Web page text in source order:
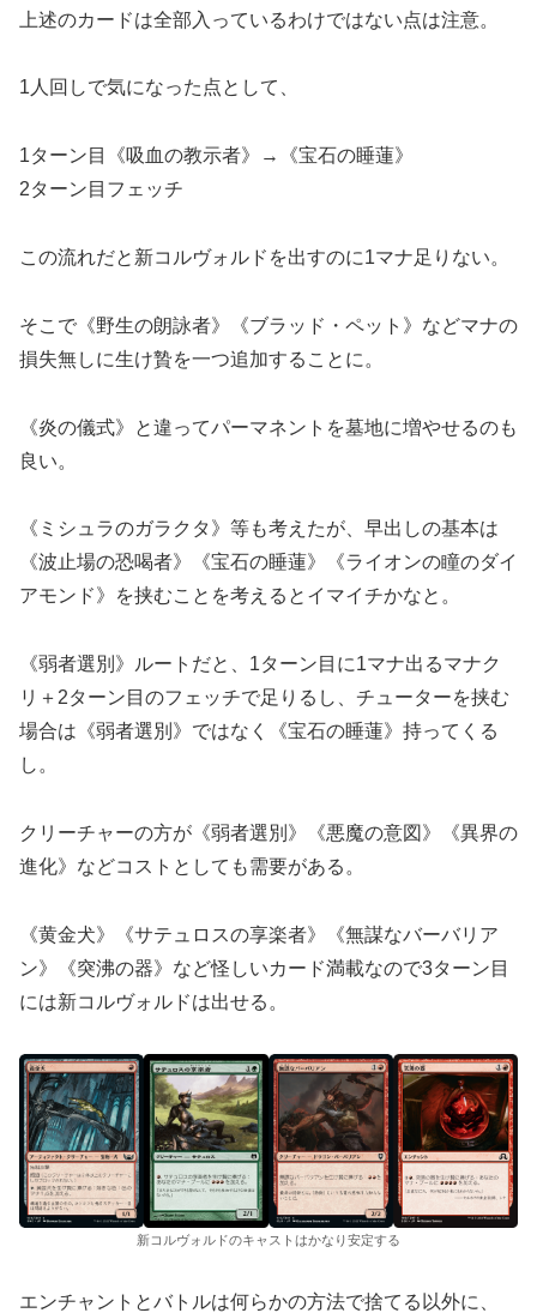
上述のカードは全部入っているわけではない点は注意。
1人回しで気になった点として、
1ターン目《吸血の教示者》→《宝石の睡蓮》
2ターン目フェッチ
この流れだと新コルヴォルドを出すのに1マナ足りない。
そこで《野生の朗詠者》《ブラッド・ペット》などマナの
損失無しに生け贄を一つ追加することに。
《炎の儀式》と違ってパーマネントを墓地に増やせるのも
良い。
《ミシュラのガラクタ》等も考えたが、早出しの基本は
《波止場の恐喝者》《宝石の睡蓮》《ライオンの瞳のダイ
アモンド》を挟むことを考えるとイマイチかなと。
《弱者選別》ルートだと、1ターン目に1マナ出るマナク
リ＋2ターン目のフェッチで足りるし、チューターを挟む
場合は《弱者選別》ではなく《宝石の睡蓮》持ってくる
し。
クリーチャーの方が《弱者選別》《悪魔の意図》《異界の
進化》などコストとしても需要がある。
《黄金犬》《サテュロスの享楽者》《無謀なバーバリア
ン》《突沸の器》など怪しいカード満載なので3ターン目
には新コルヴォルドは出せる。
新コルヴォルドのキャストはかなり安定する
エンチャントとバトルは何らかの方法で捨てる以外に、